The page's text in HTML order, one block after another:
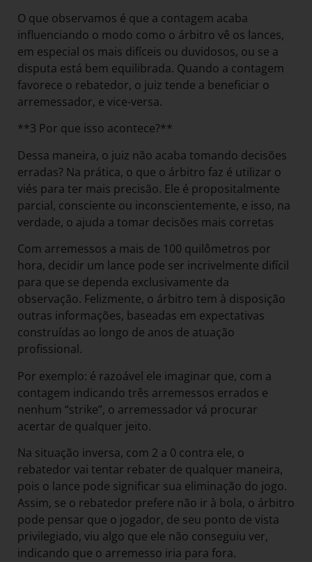
O que observamos é que a contagem acaba
influenciando o modo como o árbitro vê os lances,
em especial os mais difíceis ou duvidosos, ou se a
disputa está bem equilibrada. Quando a contagem
favorece o rebatedor, o juiz tende a beneficiar o
arremessador, e vice-versa.
**3 Por que isso acontece?**
Dessa maneira, o juiz não acaba tomando decisões
erradas? Na prática, o que o árbitro faz é utilizar o
viés para ter mais precisão. Ele é propositalmente
parcial, consciente ou inconscientemente, e isso, na
verdade, o ajuda a tomar decisões mais corretas
Com arremessos a mais de 100 quilômetros por
hora, decidir um lance pode ser incrivelmente difícil
para que se dependa exclusivamente da
observação. Felizmente, o árbitro tem à disposição
outras informações, baseadas em expectativas
construídas ao longo de anos de atuação
profissional.
Por exemplo: é razoável ele imaginar que, com a
contagem indicando três arremessos errados e
nenhum “strike”, o arremessador vá procurar
acertar de qualquer jeito.
Na situação inversa, com 2 a 0 contra ele, o
rebatedor vai tentar rebater de qualquer maneira,
pois o lance pode significar sua eliminação do jogo.
Assim, se o rebatedor prefere não ir à bola, o árbitro
pode pensar que o jogador, de seu ponto de vista
privilegiado, viu algo que ele não conseguiu ver,
indicando que o arremesso iria para fora.